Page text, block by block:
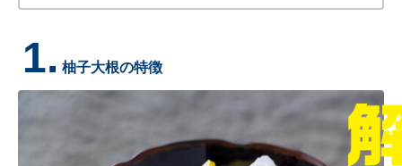
1. 柚子大根の特徴